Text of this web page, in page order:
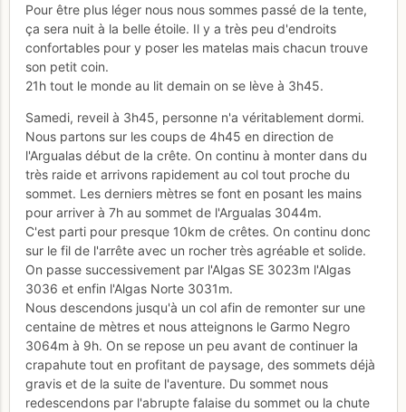
Pour être plus léger nous nous sommes passé de la tente,
ça sera nuit à la belle étoile. Il y a très peu d'endroits
confortables pour y poser les matelas mais chacun trouve
son petit coin.
21h tout le monde au lit demain on se lève à 3h45.
Samedi, reveil à 3h45, personne n'a véritablement dormi.
Nous partons sur les coups de 4h45 en direction de
l'Argualas début de la crête. On continu à monter dans du
très raide et arrivons rapidement au col tout proche du
sommet. Les derniers mètres se font en posant les mains
pour arriver à 7h au sommet de l'Argualas 3044m.
C'est parti pour presque 10km de crêtes. On continu donc
sur le fil de l'arrête avec un rocher très agréable et solide.
On passe successivement par l'Algas SE 3023m l'Algas
3036 et enfin l'Algas Norte 3031m.
Nous descendons jusqu'à un col afin de remonter sur une
centaine de mètres et nous atteignons le Garmo Negro
3064m à 9h. On se repose un peu avant de continuer la
crapahute tout en profitant de paysage, des sommets déjà
gravis et de la suite de l'aventure. Du sommet nous
redescendons par l'abrupte falaise du sommet ou la chute